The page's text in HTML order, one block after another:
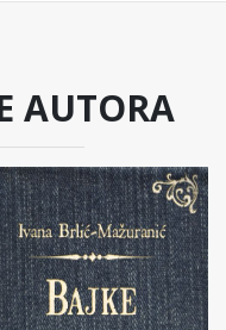
AUTORA